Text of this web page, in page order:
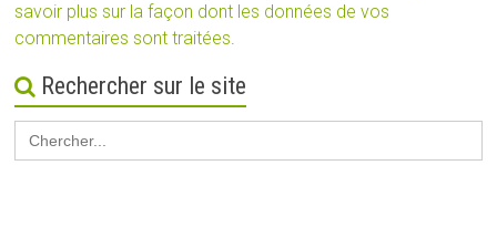
savoir plus sur la façon dont les données de vos
commentaires sont traitées.
Rechercher sur le site
Search
for: